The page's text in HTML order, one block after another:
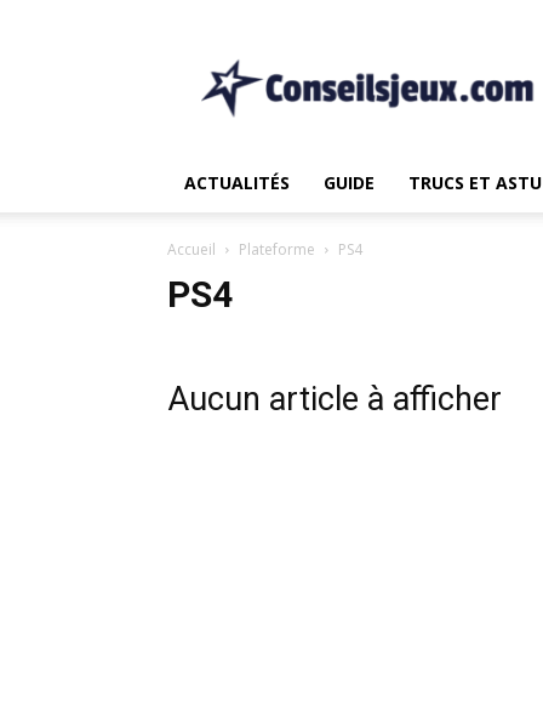
non.
1
Source
les
Guide
Jeux
ACTUALITÉS GUIDE TRUCS ET
Accueil Plateforme PS4
PS4
Aucun article à afficher